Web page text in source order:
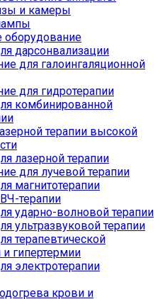
и камеры
оборудование
дарсонвализации
для галоингаляционной
для гидротерапии
комбинированной
терапии высокой
лазерной терапии
для лучевой терапии
магнитотерапии
терапии
ударно-волновой терапии
ультразвуковой терапии
терапевтической
и гипертермии
электротерапии
крови и